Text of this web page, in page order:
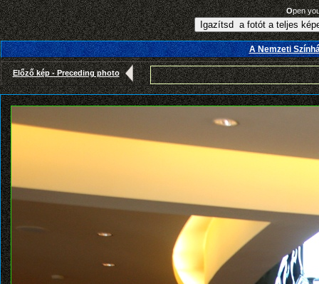
Open
A Nemzeti
Előző kép - Preceding photo